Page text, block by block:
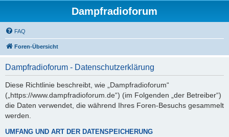
Dampfradioforum
FAQ
Foren-Übersicht
Dampfradioforum - Datenschutzerklärung
Diese Richtlinie beschreibt, wie „Dampfradioforum“
(„https://www.dampfradioforum.de“) (im Folgenden „der Betreiber“)
die Daten verwendet, die während Ihres Foren-Besuchs gesammelt
werden.
UMFANG UND ART DER DATENSPEICHERUNG